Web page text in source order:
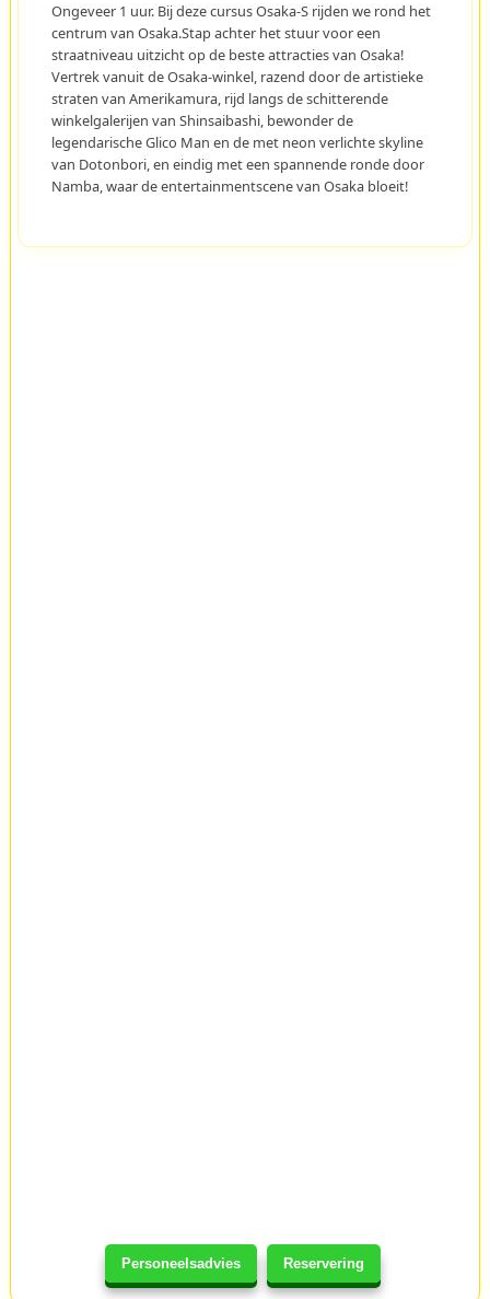
Personeelsadvies Reservering
Ongeveer 1 uur. Bij deze cursus Osaka-S rijden we rond het
centrum van Osaka.Stap achter het stuur voor een
straatniveau uitzicht op de beste attracties van Osaka!
Vertrek vanuit de Osaka-winkel, razend door de artistieke
straten van Amerikamura, rijd langs de schitterende
winkelgalerijen van Shinsaibashi, bewonder de
legendarische Glico Man en de met neon verlichte skyline
van Dotonbori, en eindig met een spannende ronde door
Namba, waar de entertainmentscene van Osaka bloeit!